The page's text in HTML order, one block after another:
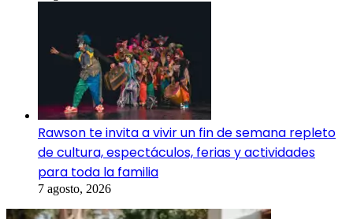
Rawson te invita a vivir un fin de semana repleto
de cultura, espectáculos, ferias y actividades
para toda la familia
7 agosto, 2026